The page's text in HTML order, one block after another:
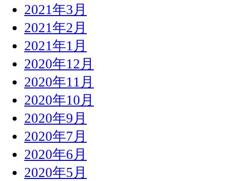
2021年3月
2021年2月
2021年1月
2020年12月
2020年11月
2020年10月
2020年9月
2020年7月
2020年6月
2020年5月